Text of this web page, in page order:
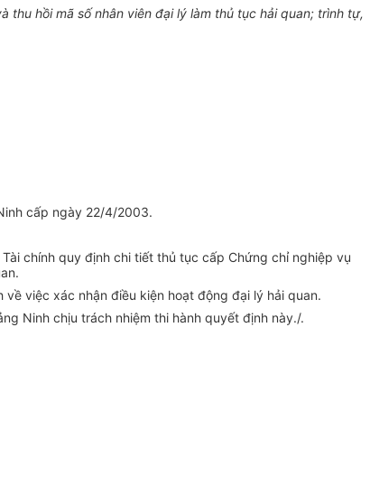
hồi mã số nhân viên đại lý làm thủ tục hải quan; trình tự,
cấp ngày 22/4/2003.
Tài chính quy định chi tiết thủ tục cấp Chứng chỉ nghiệp vụ
việc xác nhận điều kiện hoạt động đại lý hải quan.
Ninh chịu trách nhiệm thi hành quyết định này./.